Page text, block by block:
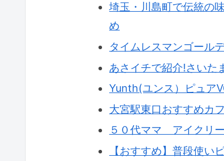
埼玉・川島町で伝統の
め
タイムレスマンゴール
あさイチで紹介!さいた
Yunth(ユンス）ピュア
大宮駅東口おすすめカ
５０代ママ アイクリ
【おすすめ】普段使